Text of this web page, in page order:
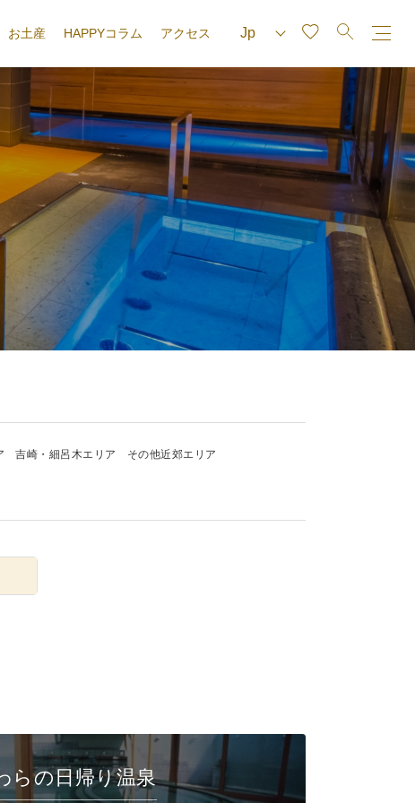
お土産 HAPPYコラム アクセス
吉崎・細呂木エリア その他近郊エリア
らの日帰り温泉